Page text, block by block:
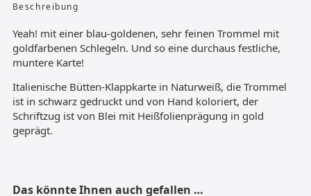
Beschreibung
Yeah! mit einer blau-goldenen, sehr feinen Trommel mit
goldfarbenen Schlegeln. Und so eine durchaus festliche,
muntere Karte!
Italienische Bütten-Klappkarte in Naturweiß, die Trommel
ist in schwarz gedruckt und von Hand koloriert, der
Schriftzug ist von Blei mit Heißfolienprägung in gold
geprägt.
Das könnte Ihnen auch gefallen …